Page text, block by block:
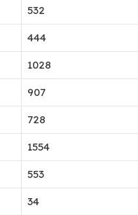
532
444
1028
907
728
1554
553
34